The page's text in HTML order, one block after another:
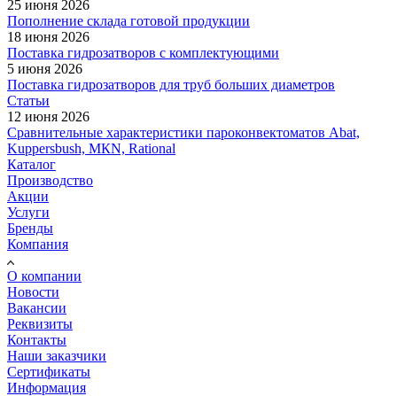
25 июня 2026
Пополнение склада готовой продукции
18 июня 2026
Поставка гидрозатворов с комплектующими
5 июня 2026
Поставка гидрозатворов для труб больших диаметров
Статьи
12 июня 2026
Сравнительные характеристики пароконвектоматов Abat,
Kuppersbush, МКN, Rational
Каталог
Производство
Акции
Услуги
Бренды
Компания
О компании
Новости
Вакансии
Реквизиты
Контакты
Наши заказчики
Сертификаты
Информация